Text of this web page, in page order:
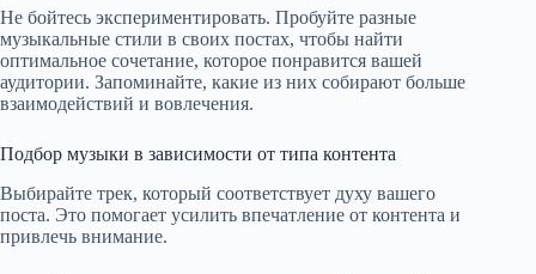
Не бойтесь экспериментировать. Пробуйте разные
музыкальные стили в своих постах, чтобы найти
оптимальное сочетание, которое понравится вашей
аудитории. Запоминайте, какие из них собирают больше
взаимодействий и вовлечения.
Подбор музыки в зависимости от типа контента
Выбирайте трек, который соответствует духу вашего
поста. Это помогает усилить впечатление от контента и
привлечь внимание.